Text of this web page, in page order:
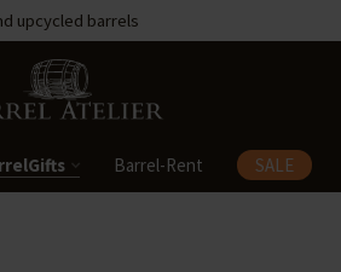
upcycled barrels
Barrel-Rent SALE